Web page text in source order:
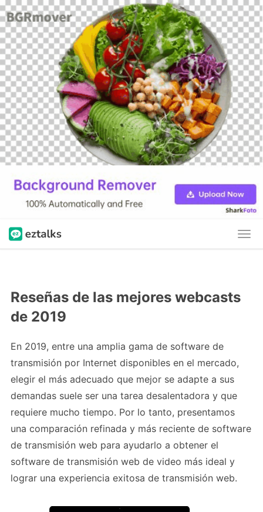
Reseñas de las mejores webcasts
de 2019
En 2019, entre una amplia gama de software de
transmisión por Internet disponibles en el mercado,
elegir el más adecuado que mejor se adapte a sus
demandas suele ser una tarea desalentadora y que
requiere mucho tiempo. Por lo tanto, presentamos
una comparación refinada y más reciente de software
de transmisión web para ayudarlo a obtener el
software de transmisión web de video más ideal y
lograr una experiencia exitosa de transmisión web.